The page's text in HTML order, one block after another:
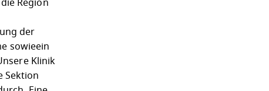
der
sowieein
Klinik
Sektion